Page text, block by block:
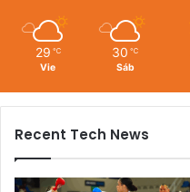
29 ℃
Vie
30 ℃
Sáb
Recent Tech News